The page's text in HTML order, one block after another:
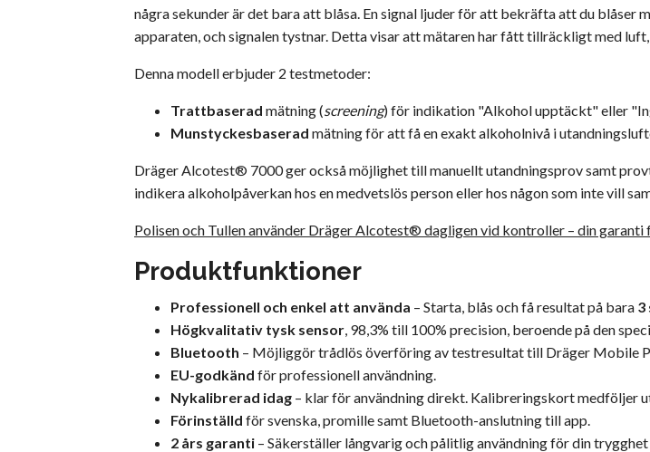
några sekunder är det bara att blåsa. En signal ljuder för att bekräfta att du
apparaten, och signalen tystnar. Detta visar att mätaren har fått tillräckligt med
Denna modell erbjuder 2 testmetoder:
Trattbaserad mätning (screening) för indikation "Alkohol upptäckt" eller
Munstyckesbaserad mätning för att få en exakt alkoholnivå i
Dräger Alcotest® 7000 ger också möjlighet till manuellt utandningsprov samt
indikera alkoholpåverkan hos en medvetslös person eller hos någon som inte vill
Polisen och Tullen använder Dräger Alcotest® dagligen vid kontroller – din
Produktfunktioner
Professionell och enkel att använda – Starta, blås och få resultat på bara 3
Högkvalitativ tysk sensor , 98,3% till 100% precision, beroende på den
Bluetooth – Möjliggör trådlös överföring av testresultat till Dräger Mobile
EU-godkänd för professionell användning.
Nykalibrerad idag – klar för användning direkt. Kalibreringskort medföljer
Förinställd för svenska, promille samt Bluetooth-anslutning till app.
2 års garanti – Säkerställer långvarig och pålitlig användning för din trygghet